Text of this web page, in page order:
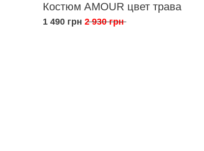
Костюм AMOUR цвет трава
1 490 грн 2 930 грн